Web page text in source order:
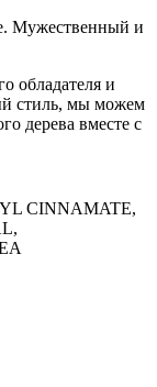
Мужественный и
обладателя и
стиль, мы можем
дерева вместе с
CINNAMATE,